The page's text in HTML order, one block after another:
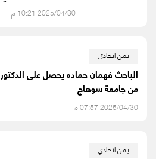
2025/04/30 10:21 م
يمن اتحادي
الباحث فهمان حماده يحصل على
من جامعة سوهاج
2025/04/30 07:57 م
يمن اتحادي